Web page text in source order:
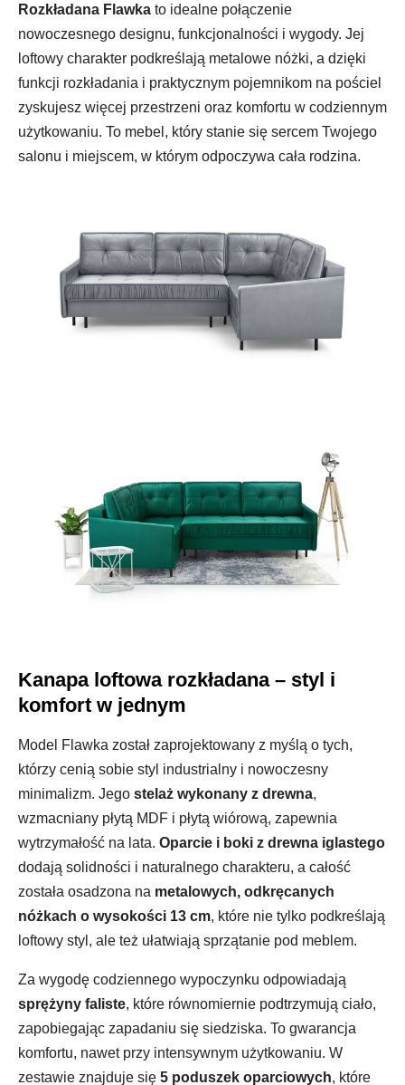
Rozkładana Flawka to idealne połączenie
nowoczesnego designu, funkcjonalności i wygody. Jej
loftowy charakter podkreślają metalowe nóżki, a dzięki
funkcji rozkładania i praktycznym pojemnikom na pościel
zyskujesz więcej przestrzeni oraz komfortu w codziennym
użytkowaniu. To mebel, który stanie się sercem Twojego
salonu i miejscem, w którym odpoczywa cała rodzina.
Kanapa loftowa rozkładana – styl i
komfort w jednym
Model Flawka został zaprojektowany z myślą o tych,
którzy cenią sobie styl industrialny i nowoczesny
minimalizm. Jego stelaż wykonany z drewna,
wzmacniany płytą MDF i płytą wiórową, zapewnia
wytrzymałość na lata. Oparcie i boki z drewna iglastego
dodają solidności i naturalnego charakteru, a całość
została osadzona na metalowych, odkręcanych
nóżkach o wysokości 13 cm, które nie tylko podkreślają
loftowy styl, ale też ułatwiają sprzątanie pod meblem.
Za wygodę codziennego wypoczynku odpowiadają
sprężyny faliste, które równomiernie podtrzymują ciało,
zapobiegając zapadaniu się siedziska. To gwarancja
komfortu, nawet przy intensywnym użytkowaniu. W
zestawie znajduje się 5 poduszek oparciowych, które